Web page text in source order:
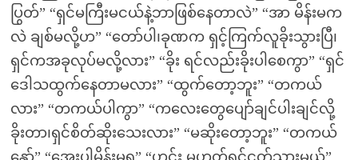
ပြွတ်” “ရှင်မကြီးမငယ်နဲ့ဘာဖြစ်နေတာလဲ” “အာ မိန်းမက
လဲ ချစ်မလို့ဟ” “တော်ပါ၊ခုဏက ရှင့်ကြက်လူခိုးသွားပြီ၊
ရှင်ကအခုလုပ်မလို့လား” “ခိုး ရင်လည်းခိုးပါစေကွာ” “ရှင်
ဒေါသထွက်နေတာမလား” “ထွက်တော့ဘူး” “တကယ်
လား” “တကယ်ပါကွာ” “ကလေးတွေပျော်ချင်ပါးချင်လို့
ခိုးတာ၊ရှင်စိတ်ဆိုးသေးလား” “မဆိုးတော့ဘူး” “တကယ်
နှော်” “အေးပါမိန်းမရ” “ဟင်း မဟုတ်ရင်ငတ်သွားမယ်”